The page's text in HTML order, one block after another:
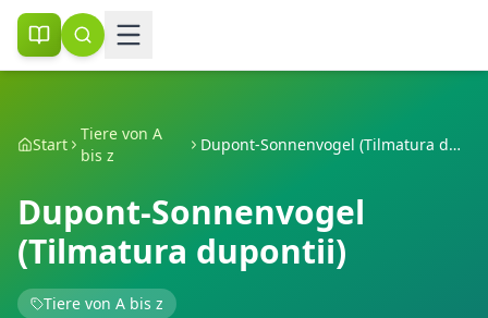
Start
Tiere von A
bis z
Dupont-Sonnenvogel (Tilmatura dupontii)
Dupont-Sonnenvogel
(Tilmatura dupontii)
Tiere von A bis z